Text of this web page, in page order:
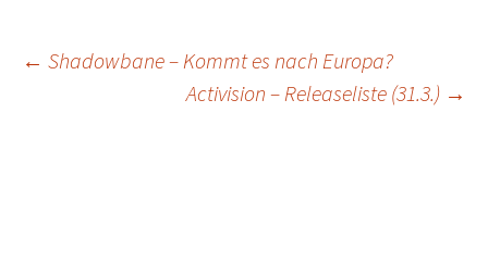
Post
← Shadowbane – Kommt es nach Europa?
Activision – Releaseliste (31.3.) →